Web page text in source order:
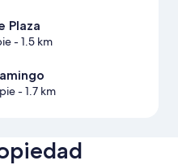
Plaza
- 1.5 km
- 1.7 km